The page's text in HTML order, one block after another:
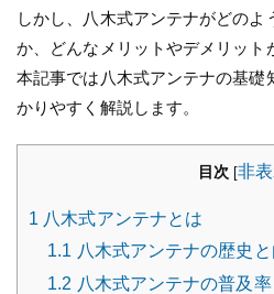
しかし、八木式アンテナがどの
か、どんなメリットやデメリット
本記事では八木式アンテナの基礎
かりやすく解説します。
目次 [非
1 八木式アンテナとは
1.1 八木式アンテナの歴史
1.2 八木式アンテナの普及率